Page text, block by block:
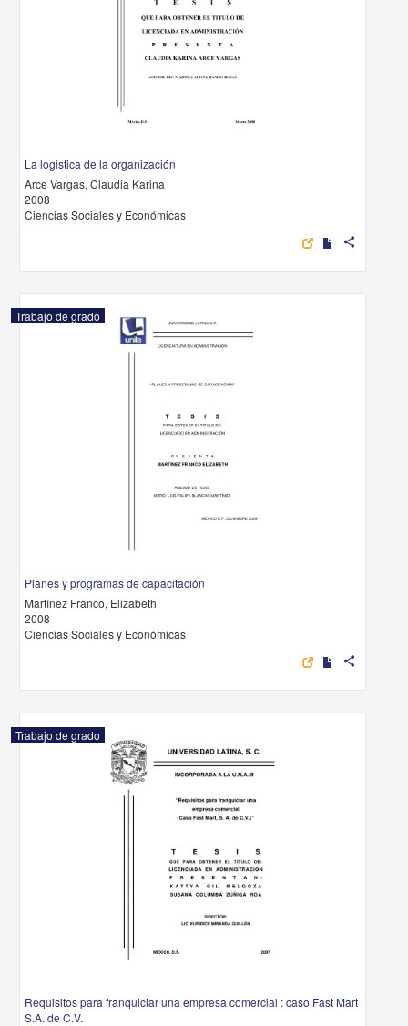
La logistica de la organización
Arce Vargas, Claudia Karina
2008
Ciencias Sociales y Económicas
share
Trabajo de grado
Planes y programas de capacitación
Martínez Franco, Elizabeth
2008
Ciencias Sociales y Económicas
share
Trabajo de grado
Requisitos para franquiciar una empresa comercial : caso Fast Mart
S.A. de C.V.